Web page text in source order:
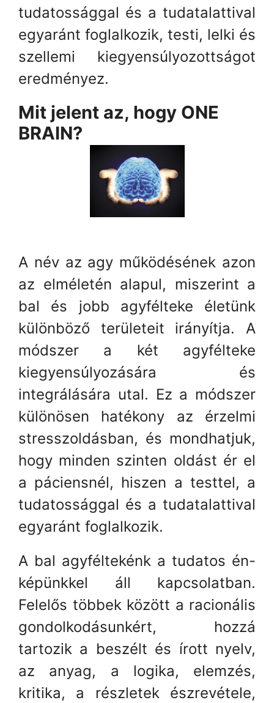
tudatossággal és a tudatalattival
egyaránt foglalkozik, testi, lelki és
szellemi kiegyensúlyozottságot
eredményez.
Mit jelent az, hogy ONE
BRAIN?
A név az agy működésének azon
az elméletén alapul, miszerint a
bal és jobb agyfélteke életünk
különböző területeit irányítja. A
módszer a két agyfélteke
kiegyensúlyozására és
integrálására utal. Ez a módszer
különösen hatékony az érzelmi
stresszoldásban, és mondhatjuk,
hogy minden szinten oldást ér el
a páciensnél, hiszen a testtel, a
tudatossággal és a tudatalattival
egyaránt foglalkozik.
A bal agyféltekénk a tudatos én-
képünkkel áll kapcsolatban.
Felelős többek között a racionális
gondolkodásunkért, hozzá
tartozik a beszélt és írott nyelv,
az anyag, a logika, elemzés,
kritika, a részletek észrevétele,